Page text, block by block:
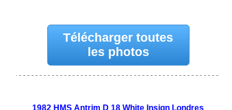
Télécharger toutes
les photos
1982 HMS Antrim D 18 White Insign Londres